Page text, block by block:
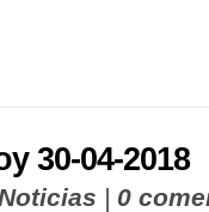
30-04-2018
| 0